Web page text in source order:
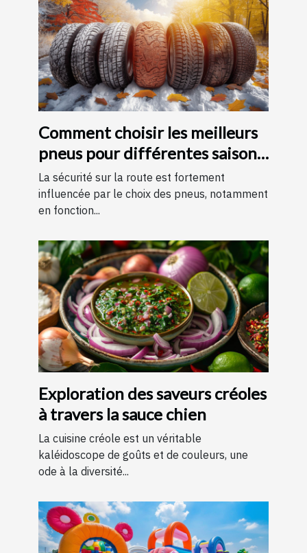
Comment choisir les meilleurs
pneus pour différentes saisons
?
La sécurité sur la route est fortement
influencée par le choix des pneus, notamment
en fonction...
Exploration des saveurs créoles
à travers la sauce chien
La cuisine créole est un véritable
kaléidoscope de goûts et de couleurs, une
ode à la diversité...